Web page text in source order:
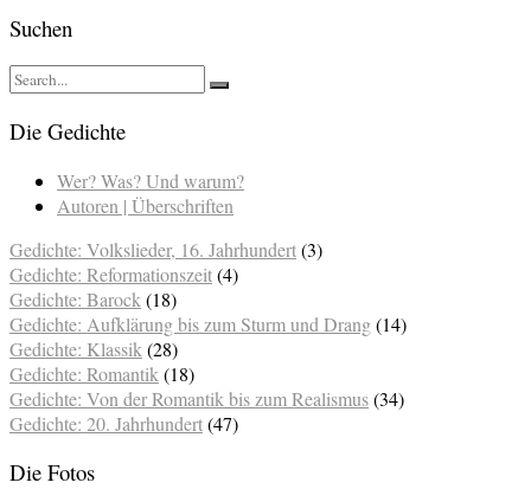
Suchen
Die Gedichte
Wer? Was? Und warum?
Autoren | Überschriften
Gedichte: Volkslieder, 16. Jahrhundert(3)
Gedichte: Reformationszeit(4)
Gedichte: Barock (18)
Gedichte: Aufklärung bis zum Sturm und Drang(14)
Gedichte: Klassik (28)
Gedichte: Romantik (18)
Gedichte: Von der Romantik bis zum Realismus(34)
Gedichte: 20. Jahrhundert(47)
Die Fotos